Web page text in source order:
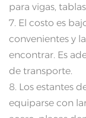
para vigas,
7. El costo es
convenientes y
encontrar. Es
de transporte.
8. Los estantes
equiparse con